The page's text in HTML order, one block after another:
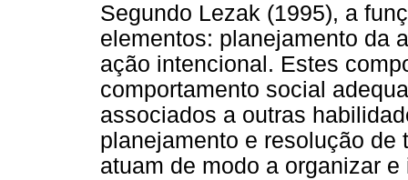
Segundo Lezak (1995), a
elementos: planejamento da
ação intencional. Estes
comportamento social
associados a outras
planejamento e resolução
atuam de modo a organizar